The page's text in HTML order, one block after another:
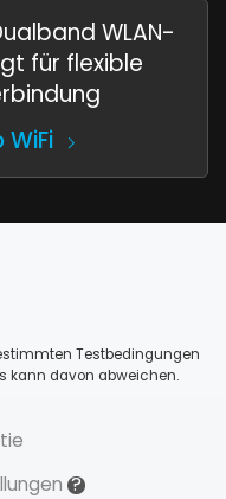
WLAN-
für flexible
WiFi
Testbedingungen
kann davon abweichen.
?